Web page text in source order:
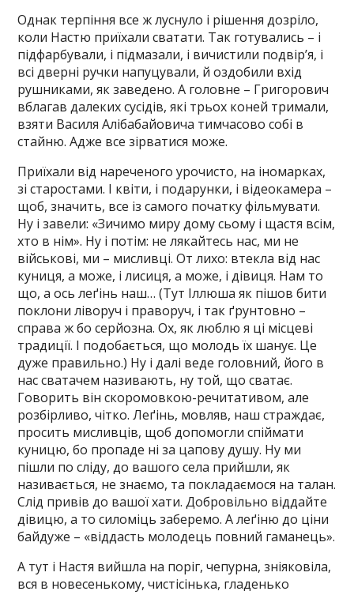
Однак терпіння все ж луснуло і рішення дозріло,
коли Настю приїхали сватати. Так готувались – і
підфарбували, і підмазали, і вичистили подвір’я, і
всі дверні ручки напуцували, й оздобили вхід
рушниками, як заведено. А головне – Григорович
вблагав далеких сусідів, які трьох коней тримали,
взяти Василя Алібабайовича тимчасово собі в
стайню. Адже все зірватися може.
Приїхали від нареченого урочисто, на іномарках,
зі старостами. І квіти, і подарунки, і відеокамера –
щоб, значить, все із самого початку фільмувати.
Ну і завели: «Зичимо миру дому сьому і щастя всім,
хто в нім». Ну і потім: не лякайтесь нас, ми не
військові, ми – мисливці. От лихо: втекла від нас
куниця, а може, і лисиця, а може, і дівиця. Нам то
що, а ось леґінь наш… (Тут Іллюша як пішов бити
поклони ліворуч і праворуч, і так ґрунтовно –
справа ж бо серйозна. Ох, як люблю я ці місцеві
традиції. І подобається, що молодь їх шанує. Це
дуже правильно.) Ну і далі веде головний, його в
нас сватачем називають, ну той, що сватає.
Говорить він скоромовкою-речитативом, але
розбірливо, чітко. Леґінь, мовляв, наш страждає,
просить мисливців, щоб допомогли спіймати
куницю, бо пропаде ні за цапову душу. Ну ми
пішли по сліду, до вашого села прийшли, як
називається, не знаємо, та покладаємося на талан.
Слід привів до вашої хати. Добровільно віддайте
дівицю, а то силоміць заберемо. А леґіню до ціни
байдуже – «віддасть молодець повний гаманець».
А тут і Настя вийшла на поріг, чепурна, зніяковіла,
вся в новесенькому, чистісінька, гладенько